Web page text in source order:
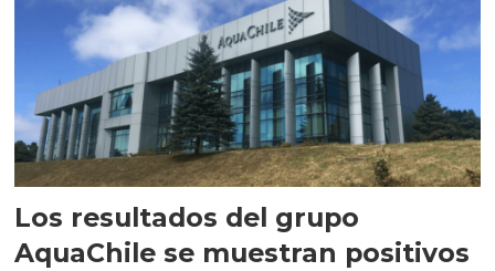
Los resultados del grupo
AquaChile se muestran positivos